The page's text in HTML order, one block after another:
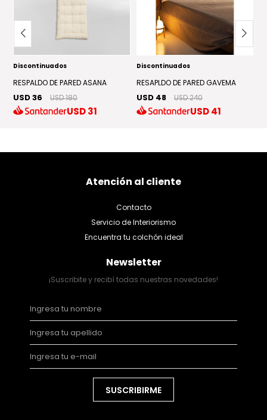
Discontinuados
RESPALDO DE PARED ASANA
USD 36 USD 180
USD31
Discontinuados
RESAPLDO DE PARED GAVEMA
USD 48 USD 240
USD41
Atención al cliente
Contacto
Servicio de Interiorismo
Encuentra tu colchón ideal
Newsletter
¡Suscribite y recibí todas nuestras novedades!
SUSCRIBIRME